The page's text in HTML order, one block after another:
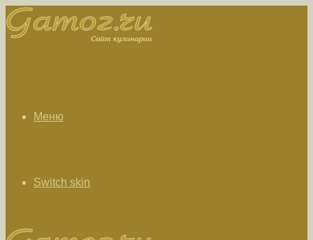
Меню
Switch skin